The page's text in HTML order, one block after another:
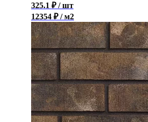
325.1 ₽ / шт
12354 ₽ / м2